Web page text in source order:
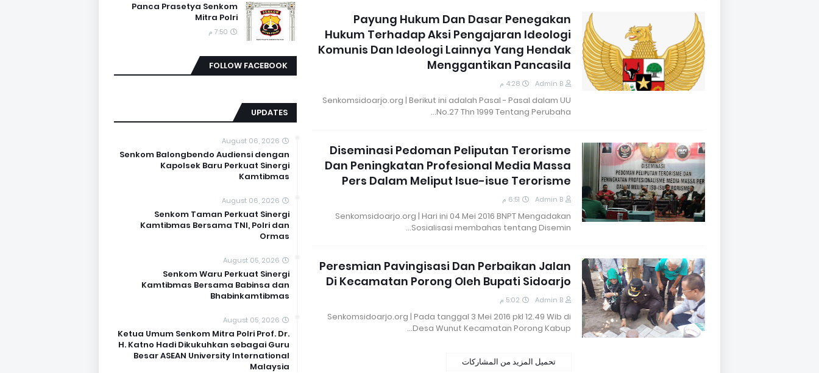
Payung Hukum Dan Dasar Penegakan
Hukum Terhadap Aksi Pengajaran Ideologi
Komunis Dan Ideologi Lainnya Yang Hendak
Menggantikan Pancasila
Admin B 4:28 م
Senkomsidoarjo.org | Berikut ini adalah Pasal - Pasal dalam UU
No.27 Thn 1999 Tentang Perubaha…
Diseminasi Pedoman Peliputan Terorisme
Dan Peningkatan Profesional Media Massa
Pers Dalam Meliput Isue-isue Terorisme
Admin B 6:51 م
Senkomsidoarjo.org | Hari ini 04 Mei 2016 BNPT Mengadakan
Sosialisasi membahas tentang Disemin…
Peresmian Pavingisasi Dan Perbaikan Jalan
Di Kecamatan Porong Oleh Bupati Sidoarjo
Admin B 5:02 م
Senkomsidoarjo.org | Pada tanggal 3 Mei 2016 pkl 12.49 Wib di
Desa Wunut Kecamatan Porong Kabup…
تحميل المزيد من المشاركات
Panca Prasetya Senkom
Mitra Polri
7:50 م
FOLLOW FACEBOOK
UPDATES
August 06, 2026
Senkom Balongbendo Audiensi dengan
Kapolsek Baru Perkuat Sinergi
Kamtibmas
August 06, 2026
Senkom Taman Perkuat Sinergi
Kamtibmas Bersama TNI, Polri dan
Ormas
August 05, 2026
Senkom Waru Perkuat Sinergi
Kamtibmas Bersama Babinsa dan
Bhabinkamtibmas
August 05, 2026
Ketua Umum Senkom Mitra Polri Prof. Dr.
H. Katno Hadi Dikukuhkan sebagai Guru
Besar ASEAN University International
Malaysia